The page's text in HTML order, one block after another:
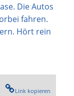
Die Autos
fahren.
Hört rein
Link kopieren